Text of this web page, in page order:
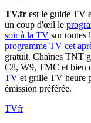
TV.fr est le guide TV
un coup d'œil le
soir à la TV sur toutes
programme TV cet
gratuit. Chaînes TNT
C8, W9, TMC et bien
TV et grille TV heure
émission préférée.
TVfr